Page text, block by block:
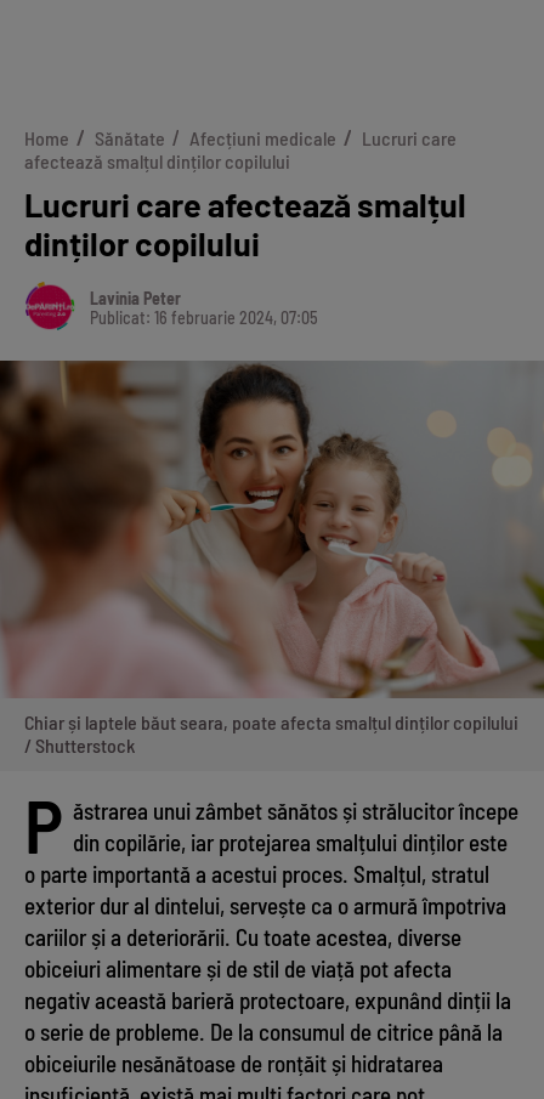
Home Sănătate Afecțiuni medicale
Lucruri care
afectează smalțul dinților copilului
Lucruri care afectează smalțul
dinților copilului
Lavinia Peter
Publicat: 16 februarie 2024, 07:05
Chiar și laptele băut seara, poate afecta smalțul dinților copilului
/ Shutterstock
P ăstrarea unui zâmbet sănătos și strălucitor începe
din copilărie, iar protejarea smalțului dinților este
o parte importantă a acestui proces. Smalțul, stratul
exterior dur al dintelui, servește ca o armură împotriva
cariilor și a deteriorării. Cu toate acestea, diverse
obiceiuri alimentare și de stil de viață pot afecta
negativ această barieră protectoare, expunând dinții la
o serie de probleme. De la consumul de citrice până la
obiceiurile nesănătoase de ronțăit și hidratarea